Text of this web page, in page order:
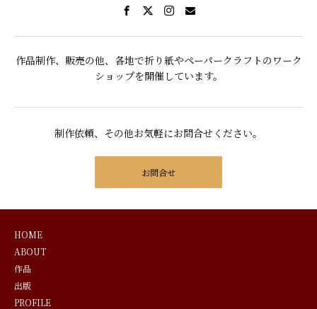
作品制作、販売の他、各地で折り紙やペーパークラフトのワーク
ショップを開催しています。
制作依頼、その他お気軽にお問合せください。
お問合せ
HOME
ABOUT
作品
出版
PROFILE